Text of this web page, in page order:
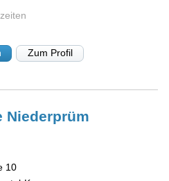
Zum Profil
Niederprüm
10